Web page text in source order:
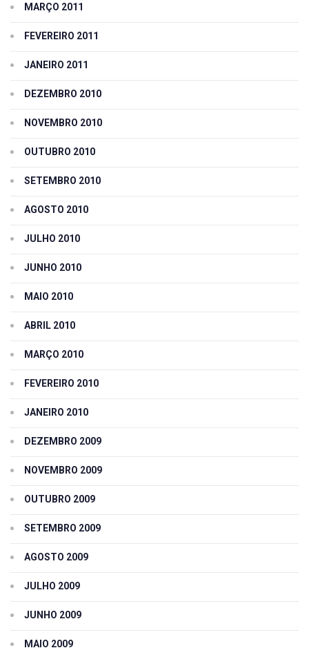
MARÇO 2011
FEVEREIRO 2011
JANEIRO 2011
DEZEMBRO 2010
NOVEMBRO 2010
OUTUBRO 2010
SETEMBRO 2010
AGOSTO 2010
JULHO 2010
JUNHO 2010
MAIO 2010
ABRIL 2010
MARÇO 2010
FEVEREIRO 2010
JANEIRO 2010
DEZEMBRO 2009
NOVEMBRO 2009
OUTUBRO 2009
SETEMBRO 2009
AGOSTO 2009
JULHO 2009
JUNHO 2009
MAIO 2009